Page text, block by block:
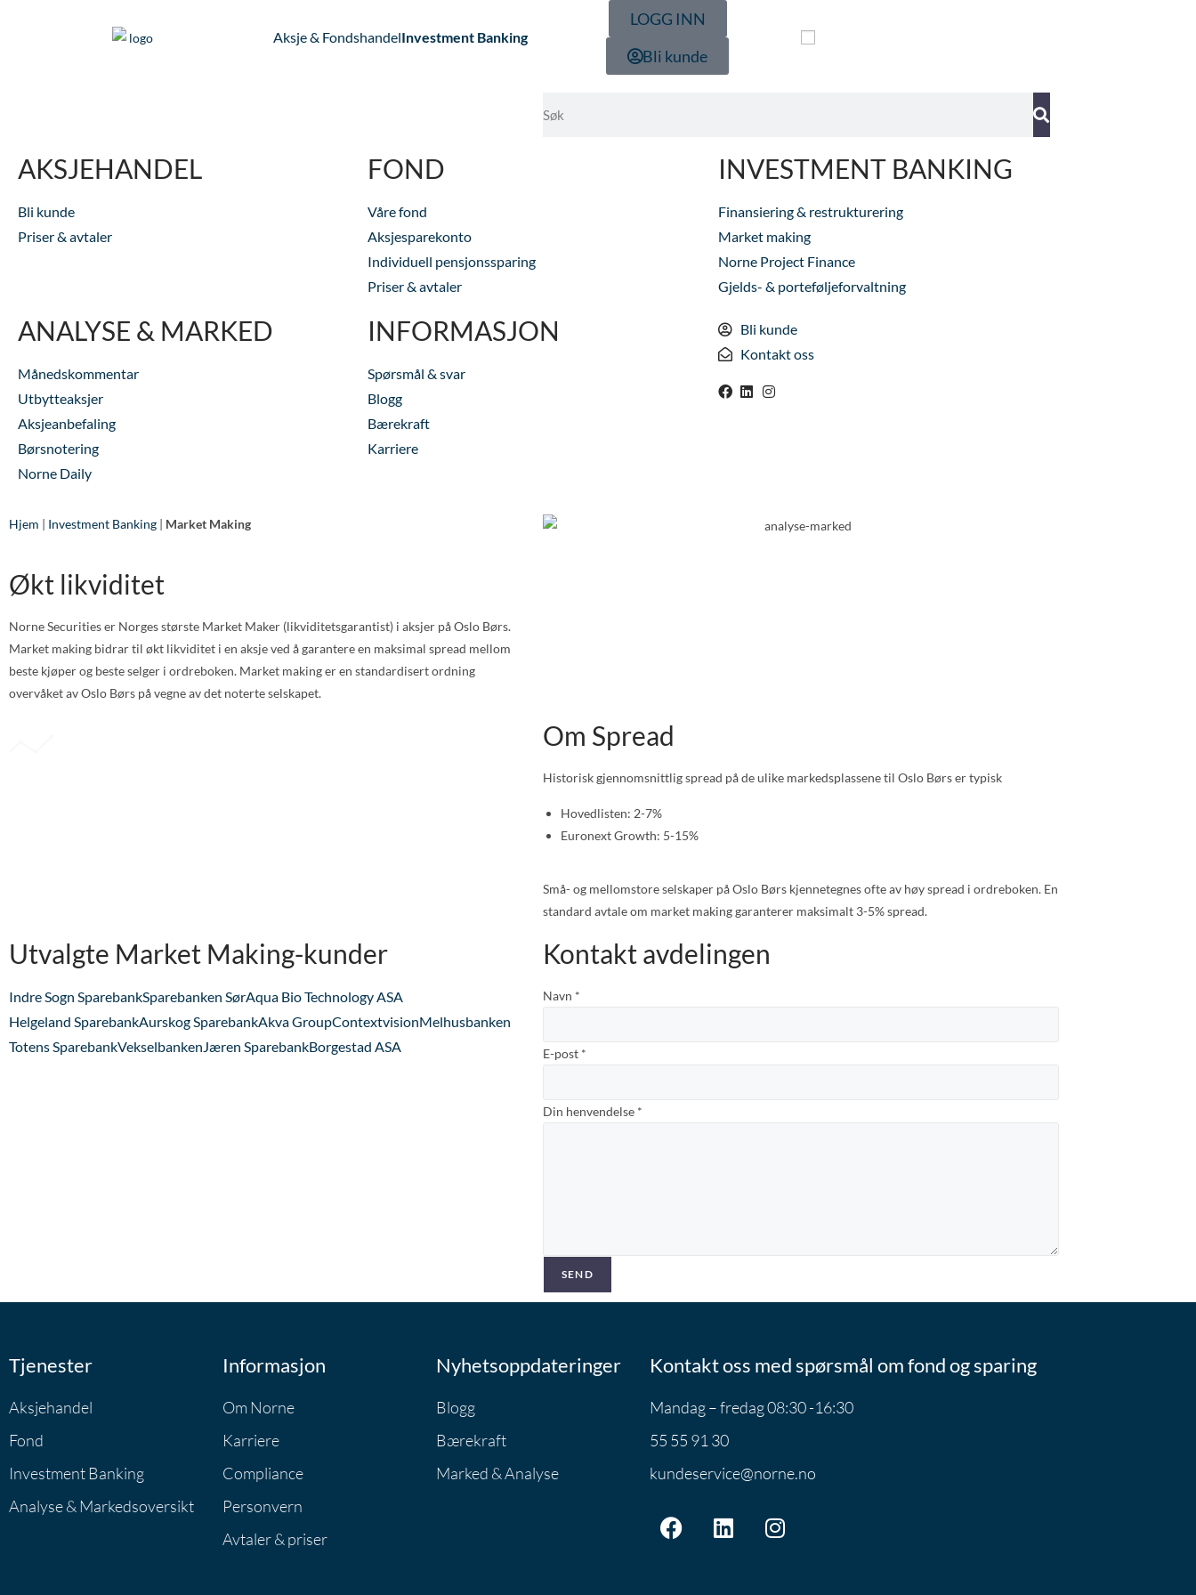
Aksje & FondshandelInvestment Banking
LOGG INN
Bli kunde
AKSJEHANDEL
Bli kunde
Priser & avtaler
FOND
Våre fond
Aksjesparekonto
Individuell pensjonssparing
Priser & avtaler
INVESTMENT BANKING
Finansiering & restrukturering
Market making
Norne Project Finance
Gjelds- & porteføljeforvaltning
ANALYSE & MARKED
Månedskommentar
Utbytteaksjer
Aksjeanbefaling
Børsnotering
Norne Daily
INFORMASJON
Spørsmål & svar
Blogg
Bærekraft
Karriere
Bli kunde
Kontakt oss
Hjem | Investment Banking | Market Making
Økt likviditet
Norne Securities er Norges største Market Maker (likviditetsgarantist) i aksjer på Oslo Børs.
Market making bidrar til økt likviditet i en aksje ved å garantere en maksimal spread mellom
beste kjøper og beste selger i ordreboken. Market making er en standardisert ordning
overvåket av Oslo Børs på vegne av det noterte selskapet.
Om Spread
Historisk gjennomsnittlig spread på de ulike markedsplassene til Oslo Børs er typisk
Hovedlisten: 2-7%
Euronext Growth: 5-15%
Små- og mellomstore selskaper på Oslo Børs kjennetegnes ofte av høy spread i ordreboken. En
standard avtale om market making garanterer maksimalt 3-5% spread.
Utvalgte Market Making-kunder
Indre Sogn SparebankSparebanken SørAqua Bio Technology ASA
Helgeland SparebankAurskog SparebankAkva GroupContextvisionMelhusbanken
Totens SparebankVekselbankenJæren SparebankBorgestad ASA
Kontakt avdelingen
Navn *
E-post *
Din henvendelse *
SEND
Tjenester
Aksjehandel
Fond
Investment Banking
Analyse & Markedsoversikt
Informasjon
Om Norne
Karriere
Compliance
Personvern
Avtaler & priser
Nyhetsoppdateringer
Blogg
Bærekraft
Marked & Analyse
Kontakt oss med spørsmål om fond og sparing
Mandag – fredag 08:30 -16:30
55 55 91 30
kundeservice@norne.no